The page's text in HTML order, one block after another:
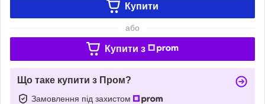
Купити
або
Купити з
Що таке купити з Пром?
Замовлення під захистом